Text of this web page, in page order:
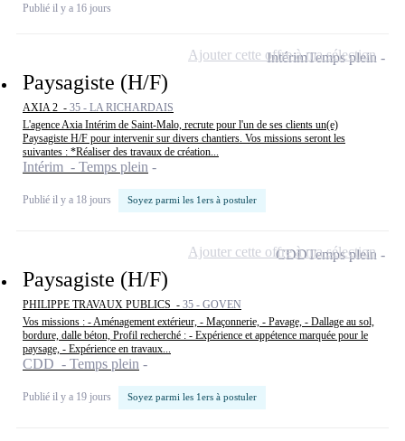
Publié il y a 16 jours
Paysagiste (H/F)
AXIA 2 - 35 - LA RICHARDAIS
L'agence Axia Intérim de Saint-Malo, recrute pour l'un de ses clients un(e)
Paysagiste H/F pour intervenir sur divers chantiers. Vos missions seront les
suivantes : *Réaliser des travaux de création...
Intérim - Temps plein
Publié il y a 18 jours Soyez parmi les 1ers à postuler
IntérimTemps plein
Ajouter cette offre à ma sélection
Paysagiste (H/F)
PHILIPPE TRAVAUX PUBLICS - 35 - GOVEN
Vos missions : - Aménagement extérieur, - Maçonnerie, - Pavage, - Dallage au sol,
bordure, dalle béton, Profil recherché : - Expérience et appétence marquée pour le
paysage, - Expérience en travaux...
CDD - Temps plein
Publié il y a 19 jours Soyez parmi les 1ers à postuler
CDDTemps plein
Ajouter cette offre à ma sélection